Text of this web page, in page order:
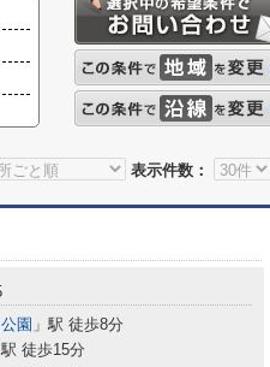
表示件数：
園 」駅 徒歩8分
駅 徒歩15分